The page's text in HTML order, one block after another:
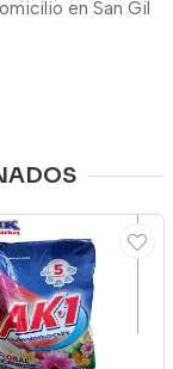
en San Gil